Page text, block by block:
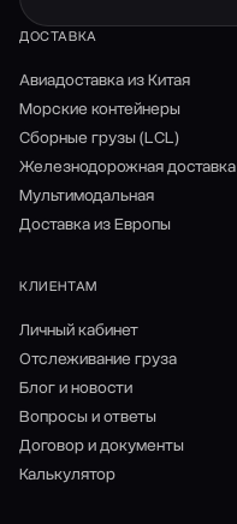
ДОСТАВКА
Авиадоставка из Китая
Морские контейнеры
Сборные грузы (LCL)
Железнодорожная доставка
Мультимодальная
Доставка из Европы
КЛИЕНТАМ
Личный кабинет
Отслеживание груза
Блог и новости
Вопросы и ответы
Договор и документы
Калькулятор